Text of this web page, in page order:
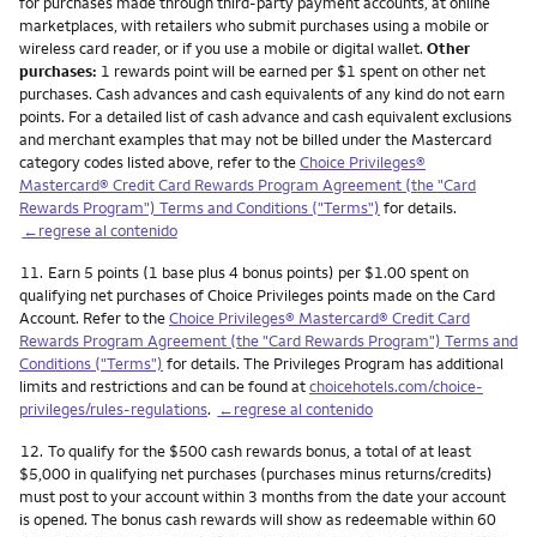
marketplaces, with retailers who submit purchases using a mobile or
wireless card reader, or if you use a mobile or digital wallet. Other
purchases: 1 rewards point will be earned per $1 spent on other net
purchases. Cash advances and cash equivalents of any kind do not earn
points. For a detailed list of cash advance and cash equivalent exclusions
and merchant examples that may not be billed under the Mastercard
category codes listed above, refer to theChoice Privileges®
Mastercard® Credit Card Rewards Program Agreement (the "Card
Rewards Program") Terms and Conditions ("Terms") for details.
←regrese al contenido
Nota
11. Earn 5 points (1 base plus 4 bonus points) per $1.00 spent on
qualifying net purchases of Choice Privileges points made on the Card
Account. Refer to theChoice Privileges® Mastercard® Credit Card
Rewards Program Agreement (the "Card Rewards Program") Terms and
Conditions ("Terms") for details. The Privileges Program has additional
limits and restrictions and can be found atchoicehotels.com/choice-
privileges/rules-regulations. ←regrese al contenido
Nota
12. To qualify for the $500 cash rewards bonus, a total of at least
$5,000 in qualifying net purchases (purchases minus returns/credits)
must post to your account within 3 months from the date your account
is opened. The bonus cash rewards will show as redeemable within 60